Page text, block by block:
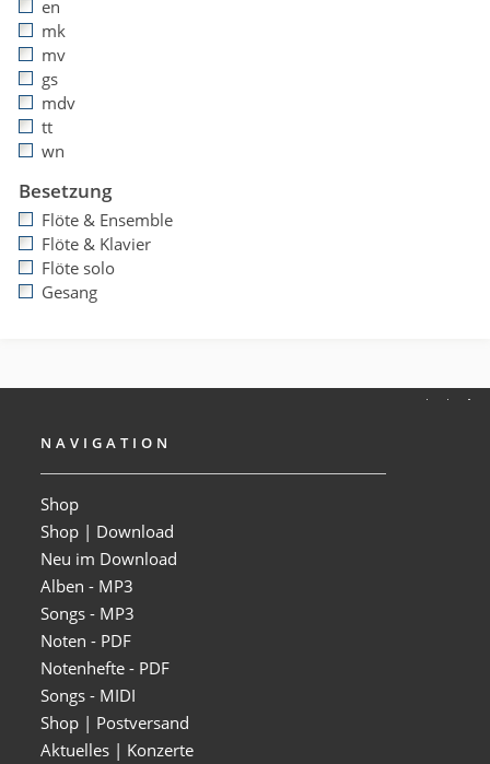
en
mk
mv
gs
mdv
tt
wn
Besetzung
Flöte & Ensemble
Flöte & Klavier
Flöte solo
Gesang
NAVIGATION
Shop
Shop | Download
Neu im Download
Alben - MP3
Songs - MP3
Noten - PDF
Notenhefte - PDF
Songs - MIDI
Shop | Postversand
Aktuelles | Konzerte